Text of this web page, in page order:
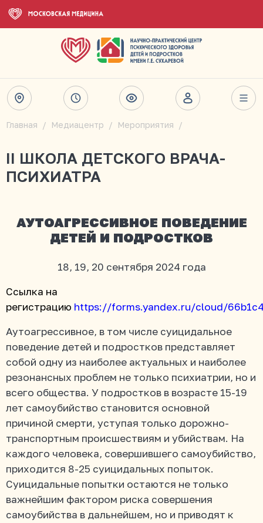
Главная Медиацентр Мероприятия
II ШКОЛА ДЕТСКОГО ВРАЧА-
ПСИХИАТРА
АУТОАГРЕССИВНОЕ ПОВЕДЕНИЕ
ДЕТЕЙ И ПОДРОСТКОВ
18, 19, 20 сентября 2024 года
Ссылка на
регистрацию https://forms.yandex.ru/cloud/
Аутоагрессивное, в том числе суицидальное
поведение детей и подростков представляет
собой одну из наиболее актуальных и наиболее
резонансных проблем не только психиатрии, но и
всего общества. У подростков в возрасте 15-19
лет самоубийство становится основной
причиной смерти, уступая только дорожно-
транспортным происшествиям и убийствам. На
каждого человека, совершившего самоубийство,
приходится 8-25 суицидальных попыток.
Суицидальные попытки остаются не только
важнейшим фактором риска совершения
самоубийства в дальнейшем, но и приводят к